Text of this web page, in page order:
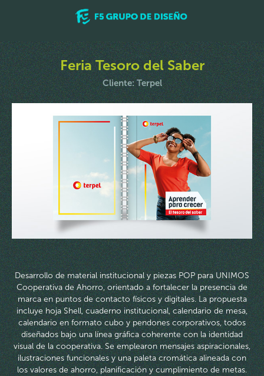
Feria Tesoro del Saber
Cliente: Terpel
Desarrollo de material institucional y piezas POP para UNIMOS
Cooperativa de Ahorro, orientado a fortalecer la presencia de
marca en puntos de contacto físicos y digitales. La propuesta
incluye hoja Shell, cuaderno institucional, calendario de mesa,
calendario en formato cubo y pendones corporativos, todos
diseñados bajo una línea gráfica coherente con la identidad
visual de la cooperativa. Se emplearon mensajes aspiracionales,
ilustraciones funcionales y una paleta cromática alineada con
los valores de ahorro, planificación y cumplimiento de metas.